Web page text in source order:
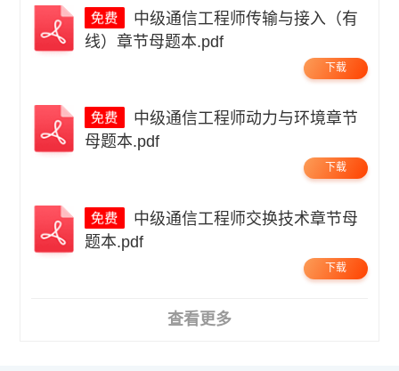
线）章节母题本.pdf
下载
母题本.pdf
下载
题本.pdf
下载
查看更多